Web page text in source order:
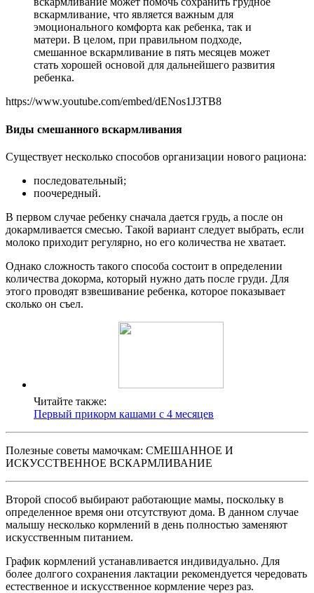
вскармливание, что является важным для
эмоционального комфорта как ребенка, так и
матери. В целом, при правильном подходе,
смешанное вскармливание в пять месяцев может
стать хорошей основой для дальнейшего развития
ребенка.
https://www.youtube.com/embed/dENos1J3TB8
Виды смешанного вскармливания
Существует несколько способов организации нового рациона:
последовательный;
поочередный.
В первом случае ребенку сначала дается грудь, а после он
докармливается смесью. Такой вариант следует выбрать, если
молоко приходит регулярно, но его количества не хватает.
Однако сложность такого способа состоит в определении
количества докорма, который нужно дать после груди. Для
этого проводят взвешивание ребенка, которое показывает
сколько он съел.
Читайте также:
Первый прикорм кашами с 4 месяцев
Полезные советы мамочкам: СМЕШАННОЕ И
ИСКУССТВЕННОЕ ВСКАРМЛИВАНИЕ
Второй способ выбирают работающие мамы, поскольку в
определенное время они отсутствуют дома. В данном случае
малышу несколько кормлений в день полностью заменяют
искусственным питанием.
График кормлений устанавливается индивидуально. Для
более долгого сохранения лактации рекомендуется чередовать
естественное и искусственное кормление через раз.